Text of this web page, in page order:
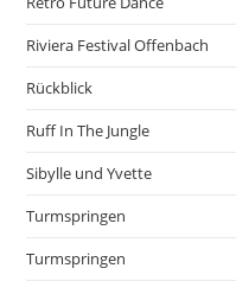
Riviera Festival Offenbach
Rückblick
Ruff In The Jungle
Sibylle und Yvette
Turmspringen
Turmspringen